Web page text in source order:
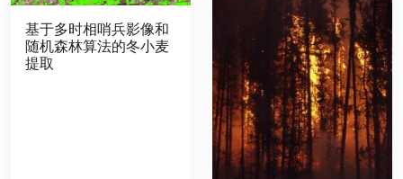
基于多时相哨兵影像和
随机森林算法的冬小麦
提取